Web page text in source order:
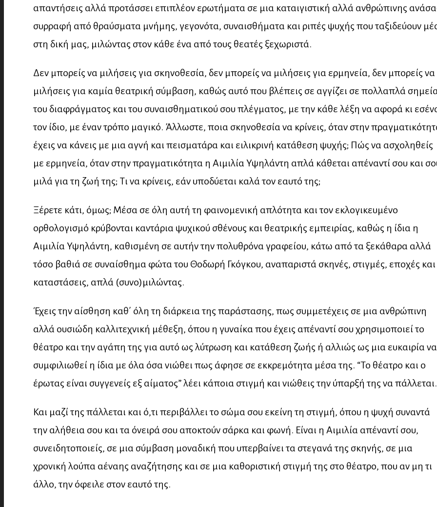
απαντήσεις αλλά προτάσσει επιπλέον ερωτήματα σε μια καταιγιστική αλλά ανθρώπινης
συρραφή από θραύσματα μνήμης, γεγονότα, συναισθήματα και ριπές ψυχής που ταξιδεύουν
στη δική μας, μιλώντας στον κάθε ένα από τους θεατές ξεχωριστά.
Δεν μπορείς να μιλήσεις για σκηνοθεσία, δεν μπορείς να μιλήσεις για ερμηνεία, δεν μπορείς να
μιλήσεις για καμία θεατρική σύμβαση, καθώς αυτό που βλέπεις σε αγγίζει σε πολλαπλά
του διαφράγματος και του συναισθηματικού σου πλέγματος, με την κάθε λέξη να αφορά κι
τον ίδιο, με έναν τρόπο μαγικό. Άλλωστε, ποια σκηνοθεσία να κρίνεις, όταν στην
έχεις να κάνεις με μια αγνή και πεισματάρα και ειλικρινή κατάθεση ψυχής; Πώς να ασχοληθείς
με ερμηνεία, όταν στην πραγματικότητα η Αιμιλία Υψηλάντη απλά κάθεται απέναντί σου και
μιλά για τη ζωή της; Τι να κρίνεις, εάν υποδύεται καλά τον εαυτό της;
Ξέρετε κάτι, όμως; Μέσα σε όλη αυτή τη φαινομενική απλότητα και τον εκλογικευμένο
ορθολογισμό κρύβονται καντάρια ψυχικού σθένους και θεατρικής εμπειρίας, καθώς η ίδια η
Αιμιλία Υψηλάντη, καθισμένη σε αυτήν την πολυθρόνα γραφείου, κάτω από τα ξεκάθαρα αλλά
τόσο βαθιά σε συναίσθημα φώτα του Θοδωρή Γκόγκου, αναπαριστά σκηνές, στιγμές, εποχές και
καταστάσεις, απλά (συνο)μιλώντας.
Έχεις την αίσθηση καθ΄ όλη τη διάρκεια της παράστασης, πως συμμετέχεις σε μια ανθρώπινη
αλλά ουσιώδη καλλιτεχνική μέθεξη, όπου η γυναίκα που έχεις απέναντί σου χρησιμοποιεί το
θέατρο και την αγάπη της για αυτό ως λύτρωση και κατάθεση ζωής ή αλλιώς ως μια ευκαιρία να
συμφιλιωθεί η ίδια με όλα όσα νιώθει πως άφησε σε εκκρεμότητα μέσα της. “Το θέατρο και ο
έρωτας είναι συγγενείς εξ αίματος” λέει κάποια στιγμή και νιώθεις την ύπαρξή της να πάλλεται.
Και μαζί της πάλλεται και ό,τι περιβάλλει το σώμα σου εκείνη τη στιγμή, όπου η ψυχή συναντά
την αλήθεια σου και τα όνειρά σου αποκτούν σάρκα και φωνή. Είναι η Αιμιλία απέναντί σου,
συνειδητοποιείς, σε μια σύμβαση μοναδική που υπερβαίνει τα στεγανά της σκηνής, σε μια
χρονική λούπα αέναης αναζήτησης και σε μια καθοριστική στιγμή της στο θέατρο, που αν μη τι
άλλο, την όφειλε στον εαυτό της.